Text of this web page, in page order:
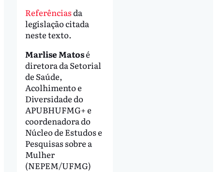
Referênciasda
legislação citada
neste texto.
Marlise Matosé
diretora da Setorial
de Saúde,
Acolhimento e
Diversidade do
APUBHUFMG+ e
coordenadora do
Núcleo de Estudos e
Pesquisas sobre a
Mulher
(NEPEM/UFMG)